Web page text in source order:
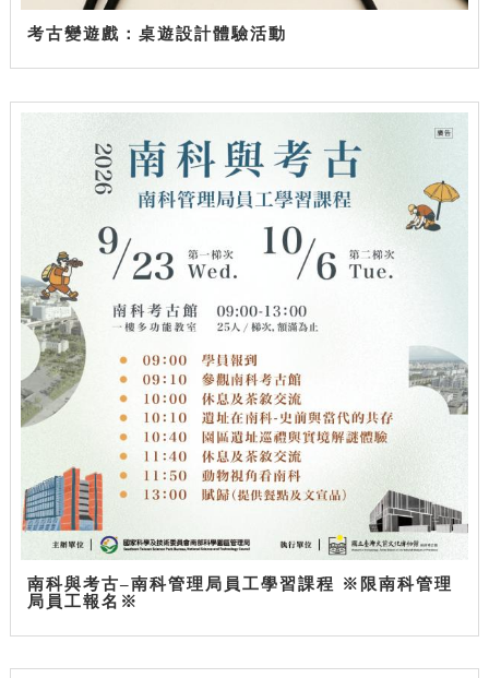
考古變遊戲：桌遊設計體驗活動
南科與考古–南科管理局員工學習課程 ※限南科管理
局員工報名※